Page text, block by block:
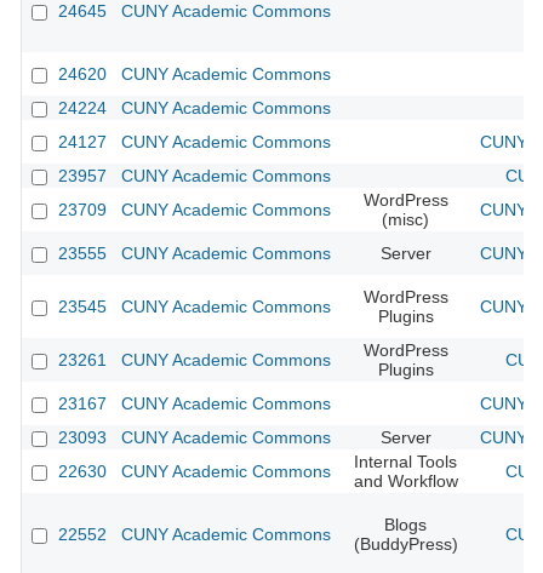
24645 CUNY Academic Commons
24620
CUNY Academic Commons
24224
CUNY Academic Commons
24127
CUNY Academic Commons
CUNY
23957
CUNY Academic Commons
23709
CUNY Academic Commons
WordPress
(misc)
CUNY
23555 CUNY Academic Commons Server CUNY
23545 CUNY Academic Commons
WordPress
Plugins
CUNY
23261 CUNY Academic Commons
WordPress
Plugins
23167 CUNY Academic Commons
CUNY
23093
CUNY Academic Commons Server
CUNY
22630
CUNY Academic Commons
Internal Tools
and Workflow
22552 CUNY Academic Commons
Blogs
(BuddyPress)